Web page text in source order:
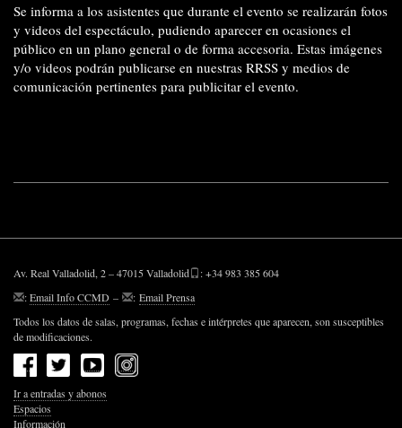
Se informa a los asistentes que durante el evento se realizarán fotos
y videos del espectáculo, pudiendo aparecer en ocasiones el
público en un plano general o de forma accesoria. Estas imágenes
y/o videos podrán publicarse en nuestras RRSS y medios de
comunicación pertinentes para publicitar el evento.
Av. Real Valladolid, 2 – 47015 Valladolid
: +34 983 385 604
:Email Info CCMD – : Email Prensa
Todos los datos de salas, programas, fechas e intérpretes que aparecen, son susceptibles
de modificaciones.
Ir a entradas y abonos
Espacios
Información